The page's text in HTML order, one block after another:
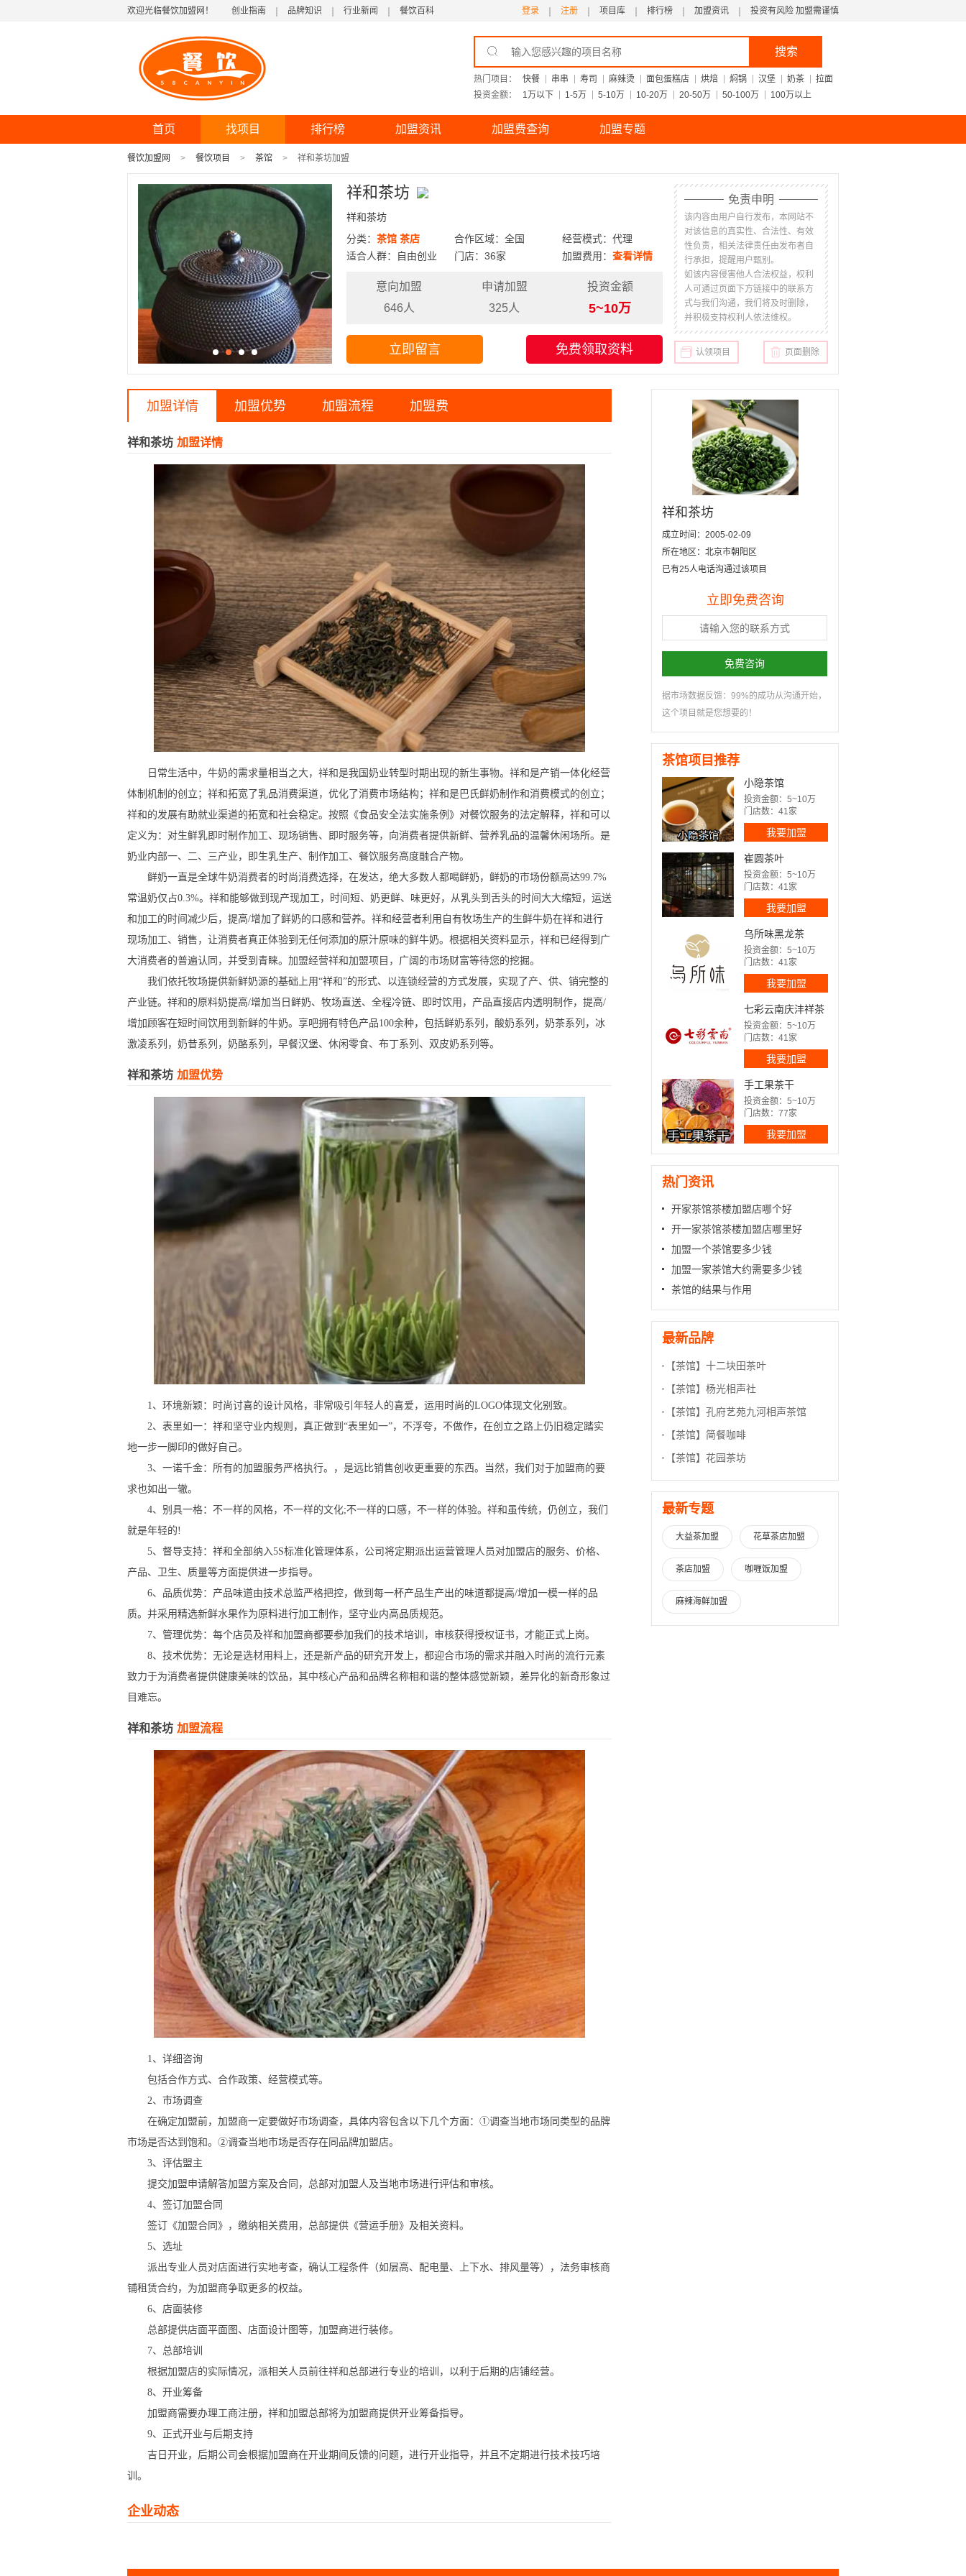
欢迎光临餐饮加盟网！ 创业指南 品牌知识 行业新闻 餐饮百科 投资有风险 加盟需谨慎
加盟资讯
排行榜
项目库
注册
登录
搜索
热门项目： 快餐 串串 寿司 麻辣烫 面包蛋糕店 烘焙 焖锅 汉堡 奶茶
拉面
投资金额：
1万以下 1-5万 5-10万 10-20万 20-50万 50-100万 100万以上
首页 找项目 排行榜 加盟资讯 加盟费查询 加盟专题
餐饮加盟网 餐饮项目 茶馆 祥和茶坊加盟
祥和茶坊
祥和茶坊
分类： 茶馆 茶店
适合人群：自由创业
合作区域：全国
门店：36家
经营模式：代理
加盟费用： 查看详情
意向加盟
646人
申请加盟
325人
投资金额
5~10万
立即留言 免费领取资料
免责申明
该内容由用户自行发布，本网站不
对该信息的真实性、合法性、有效
性负责，相关法律责任由发布者自
行承担，提醒用户甄别。
如该内容侵害他人合法权益，权利
人可通过页面下方链接中的联系方
式与我们沟通，我们将及时删除，
并积极支持权利人依法维权。
认领项目 页面删除
加盟详情 加盟优势 加盟流程 加盟费
祥和茶坊 加盟详情
日常生活中，牛奶的需求量相当之大，祥和是我国奶业转型时期出现的新生事物。祥和是产销一体化经营
体制机制的创立；祥和拓宽了乳品消费渠道，优化了消费市场结构；祥和是巴氏鲜奶制作和消费模式的创立；
祥和的发展有助就业渠道的拓宽和社会稳定。按照《食品安全法实施条例》对餐饮服务的法定解释，祥和可以
定义为：对生鲜乳即时制作加工、现场销售、即时服务等，向消费者提供新鲜、营养乳品的温馨休闲场所。是
奶业内部一、二、三产业，即生乳生产、制作加工、餐饮服务高度融合产物。
鲜奶一直是全球牛奶消费者的时尚消费选择，在发达，绝大多数人都喝鲜奶，鲜奶的市场份额高达99.7%
常温奶仅占0.3%。祥和能够做到现产现加工，时间短、奶更鲜、味更好，从乳头到舌头的时间大大缩短，运送
和加工的时间减少后，提高/增加了鲜奶的口感和营养。祥和经营者利用自有牧场生产的生鲜牛奶在祥和进行
现场加工、销售，让消费者真正体验到无任何添加的原汁原味的鲜牛奶。根据相关资料显示，祥和已经得到广
大消费者的普遍认同，并受到青睐。加盟经营祥和加盟项目，广阔的市场财富等待您的挖掘。
我们依托牧场提供新鲜奶源的基础上用“祥和”的形式、以连锁经营的方式发展，实现了产、供、销完整的
产业链。祥和的原料奶提高/增加当日鲜奶、牧场直送、全程冷链、即时饮用，产品直接店内透明制作，提高/
增加顾客在短时间饮用到新鲜的牛奶。享吧拥有特色产品100余种，包括鲜奶系列，酸奶系列，奶茶系列，冰
激凌系列，奶昔系列，奶酪系列，早餐汉堡、休闲零食、布丁系列、双皮奶系列等。
祥和茶坊 加盟优势
1、环境新颖：时尚讨喜的设计风格，非常吸引年轻人的喜爱，运用时尚的LOGO体现文化别致。
2、表里如一：祥和坚守业内规则，真正做到“表里如一”，不浮夸，不做作，在创立之路上仍旧稳定踏实
地一步一脚印的做好自己。
3、一诺千金：所有的加盟服务严格执行。，是远比销售创收更重要的东西。当然，我们对于加盟商的要
求也如出一辙。
4、别具一格：不一样的风格，不一样的文化;不一样的口感，不一样的体验。祥和虽传统，仍创立，我们
就是年轻的!
5、督导支持：祥和全部纳入5S标准化管理体系，公司将定期派出运营管理人员对加盟店的服务、价格、
产品、卫生、质量等方面提供进一步指导。
6、品质优势：产品味道由技术总监严格把控，做到每一杯产品生产出的味道都提高/增加一模一样的品
质。并采用精选新鲜水果作为原料进行加工制作，坚守业内高品质规范。
7、管理优势：每个店员及祥和加盟商都要参加我们的技术培训，审核获得授权证书，才能正式上岗。
8、技术优势：无论是选材用料上，还是新产品的研究开发上，都迎合市场的需求并融入时尚的流行元素
致力于为消费者提供健康美味的饮品，其中核心产品和品牌名称相和谐的整体感觉新颖，差异化的新奇形象过
目难忘。
祥和茶坊 加盟流程
1、详细咨询
包括合作方式、合作政策、经营模式等。
2、市场调查
在确定加盟前，加盟商一定要做好市场调查，具体内容包含以下几个方面：①调查当地市场同类型的品牌
市场是否达到饱和。②调查当地市场是否存在同品牌加盟店。
3、评估盟主
提交加盟申请解答加盟方案及合同，总部对加盟人及当地市场进行评估和审核。
4、签订加盟合同
签订《加盟合同》，缴纳相关费用，总部提供《营运手册》及相关资料。
5、选址
派出专业人员对店面进行实地考查，确认工程条件（如层高、配电量、上下水、排风量等），法务审核商
铺租赁合约，为加盟商争取更多的权益。
6、店面装修
总部提供店面平面图、店面设计图等，加盟商进行装修。
7、总部培训
根据加盟店的实际情况，派相关人员前往祥和总部进行专业的培训，以利于后期的店铺经营。
8、开业筹备
加盟商需要办理工商注册，祥和加盟总部将为加盟商提供开业筹备指导。
9、正式开业与后期支持
吉日开业，后期公司会根据加盟商在开业期间反馈的问题，进行开业指导，并且不定期进行技术技巧培
训。
企业动态
祥和茶坊
成立时间：2005-02-09
所在地区：北京市朝阳区
已有25人电话沟通过该项目
立即免费咨询
免费咨询
据市场数据反馈：99%的成功从沟通开始，
这个项目就是您想要的！
茶馆项目推荐
小隐茶馆
投资金额：5~10万
门店数：41家
我要加盟
崔圆茶叶
投资金额：5~10万
门店数：41家
我要加盟
乌所味黑龙茶
投资金额：5~10万
门店数：41家
我要加盟
七彩云南庆沣祥茶
业
投资金额：5~10万
门店数：41家
我要加盟
手工果茶干
投资金额：5~10万
门店数：77家
我要加盟
热门资讯
开家茶馆茶楼加盟店哪个好
开一家茶馆茶楼加盟店哪里好
加盟一个茶馆要多少钱
加盟一家茶馆大约需要多少钱
茶馆的结果与作用
最新品牌
【茶馆】 十二块田茶叶
【茶馆】 杨光相声社
【茶馆】 孔府艺苑九河相声茶馆
【茶馆】 简餐咖啡
【茶馆】 花园茶坊
最新专题
大益茶加盟 花草茶店加盟
茶店加盟 咖喱饭加盟
麻辣海鲜加盟